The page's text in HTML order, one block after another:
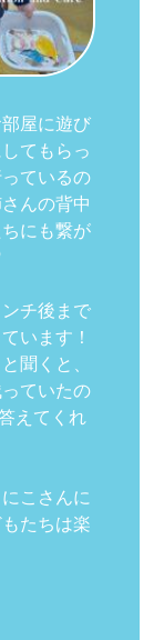
屋に遊び
てもらっ
ているの
んの背中
にも繋が
チ後まで
います！
聞くと、
ていたの
えてくれ
こさんに
たちは楽